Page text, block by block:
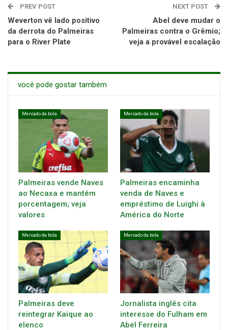
PREV POST
Weverton vê lado positivo
da derrota do Palmeiras
para o River Plate
NEXT POST
Abel deve mudar o
Palmeiras contra o Grêmio;
veja a provável escalação
você pode gostar também
Mercado da bola
Palmeiras vende Naves
ao Necaxa e mantém
porcentagem; veja
valores
Mercado da bola
Palmeiras encaminha
venda de Naves e
empréstimo de Luighi à
América do Norte
Mercado da bola
Palmeiras deve
reintegrar Kaique ao
elenco
Mercado da bola
Jornalista inglês cita
interesse do Fulham em
Abel Ferreira